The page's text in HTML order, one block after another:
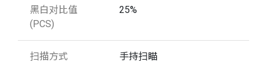
黑白对比值
(PCS)
25%
扫描方式 手持扫瞄